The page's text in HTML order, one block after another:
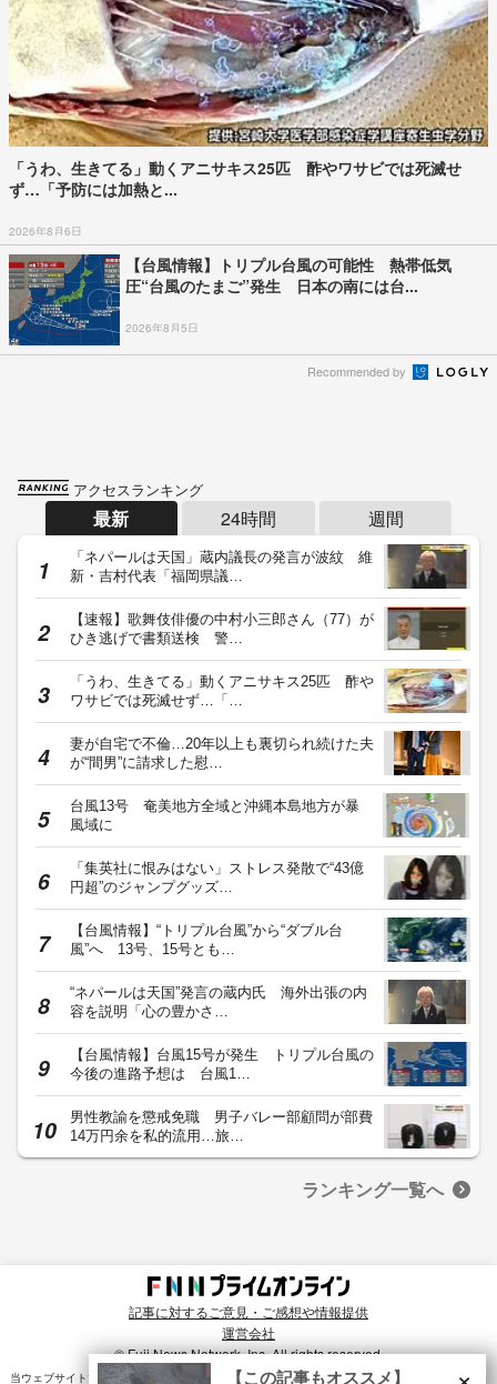
「うわ、生きてる」動くアニサキス25匹 酢やワサビでは死滅せ
ず…「予防には加熱と...
2026年8月6日
【台風情報】トリプル台風の可能性 熱帯低気
圧“台風のたまご”発生 日本の南には台...
2026年8月5日
Recommended by
アクセスランキング
最新 24時間 週間
「ネパールは天国」蔵内議長の発言が波紋 維
新・吉村代表「福岡県議…
【速報】歌舞伎俳優の中村小三郎さん（77）が
ひき逃げで書類送検 警…
「うわ、生きてる」動くアニサキス25匹 酢や
ワサビでは死滅せず…「…
妻が自宅で不倫…20年以上も裏切られ続けた夫
が“間男”に請求した慰…
台風13号 奄美地方全域と沖縄本島地方が暴
風域に
「集英社に恨みはない」ストレス発散で“43億
円超”のジャンプグッズ…
【台風情報】“トリプル台風”から“ダブル台
風”へ 13号、15号とも…
“ネパールは天国”発言の蔵内氏 海外出張の内
容を説明「心の豊かさ…
【台風情報】台風15号が発生 トリプル台風の
今後の進路予想は 台風1…
男性教諭を懲戒免職 男子バレー部顧問が部費
14万円余を私的流用…旅…
ランキング一覧へ
記事に対するご意見・ご感想や情報提供
運営会社
© Fuji News Network, Inc. All rights reserved.
当ウェブサイトでは、ユーザのニーズ・興味・関⼼に合致したコンテンツや広告配信を提供する
【この記事もオススメ】